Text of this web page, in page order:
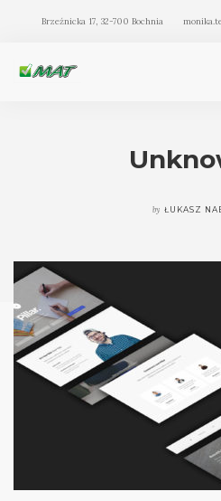
Brzeźnicka 17, 32-700 Bochnia
SEARCH
by ŁUKASZ